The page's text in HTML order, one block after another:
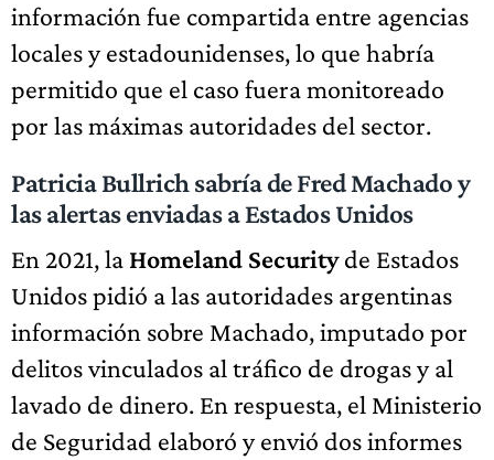
información fue compartida entre agencias
locales y estadounidenses, lo que habría
permitido que el caso fuera monitoreado
por las máximas autoridades del sector.
Patricia Bullrich sabría de Fred Machado y
las alertas enviadas a Estados Unidos
En 2021, la Homeland Securityde Estados
Unidos pidió a las autoridades argentinas
información sobre Machado, imputado por
delitos vinculados al tráfico de drogas y al
lavado de dinero. En respuesta, el Ministerio
de Seguridad elaboró y envió dos informes